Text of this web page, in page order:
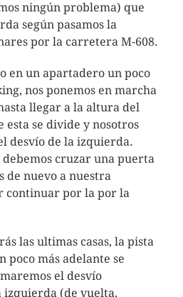
ningún problema) que
según pasamos la
por la carretera M-608.
en un apartadero un poco
nos ponemos en marcha
llegar a la altura del
esta se divide y nosotros
desvío de la izquierda.
cruzar una puerta
de nuevo a nuestra
continuar por la por la
las ultimas casas, la pista
poco más adelante se
el desvío
izquierda (de vuelta,